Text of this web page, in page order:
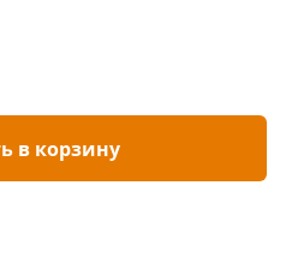
в корзину